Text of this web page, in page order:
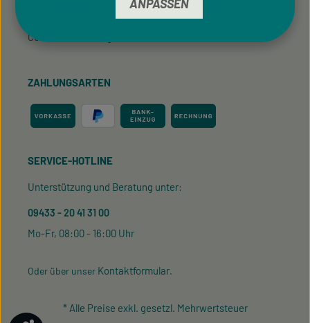
Cookie-Einstellungen
ZAHLUNGSARTEN
SERVICE-HOTLINE
Unterstützung und Beratung unter:
09433 - 20 41 31 00
Mo-Fr, 08:00 - 16:00 Uhr
Oder über unser Kontaktformular.
* Alle Preise exkl. gesetzl. Mehrwertsteuer
ANPASSEN